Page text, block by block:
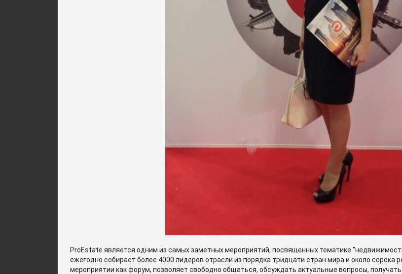
ProEstate является одним из самых заметных мероприятий, посвященных тематике
ежегодно собирает более 4000 лидеров отрасли из порядка тридцати стран мира и около
мероприятии как форум, позволяет свободно общаться, обсуждать актуальные вопросы,